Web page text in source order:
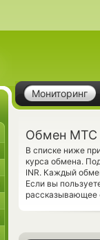
Мониторинг
Обмен МТС
В списке ниже
курса обмена.
INR. Каждый
Если вы
рассказывающее